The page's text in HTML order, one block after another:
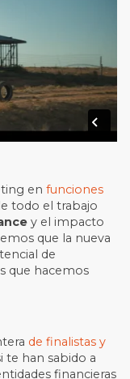
enfunciones
todo el trabajo
y el impacto
que la nueva
de
que hacemos
de finalistas y
te han sabido a
financieras